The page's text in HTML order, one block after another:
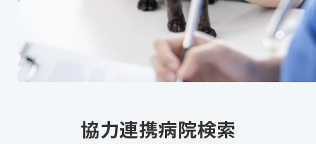
協力連携病院検索